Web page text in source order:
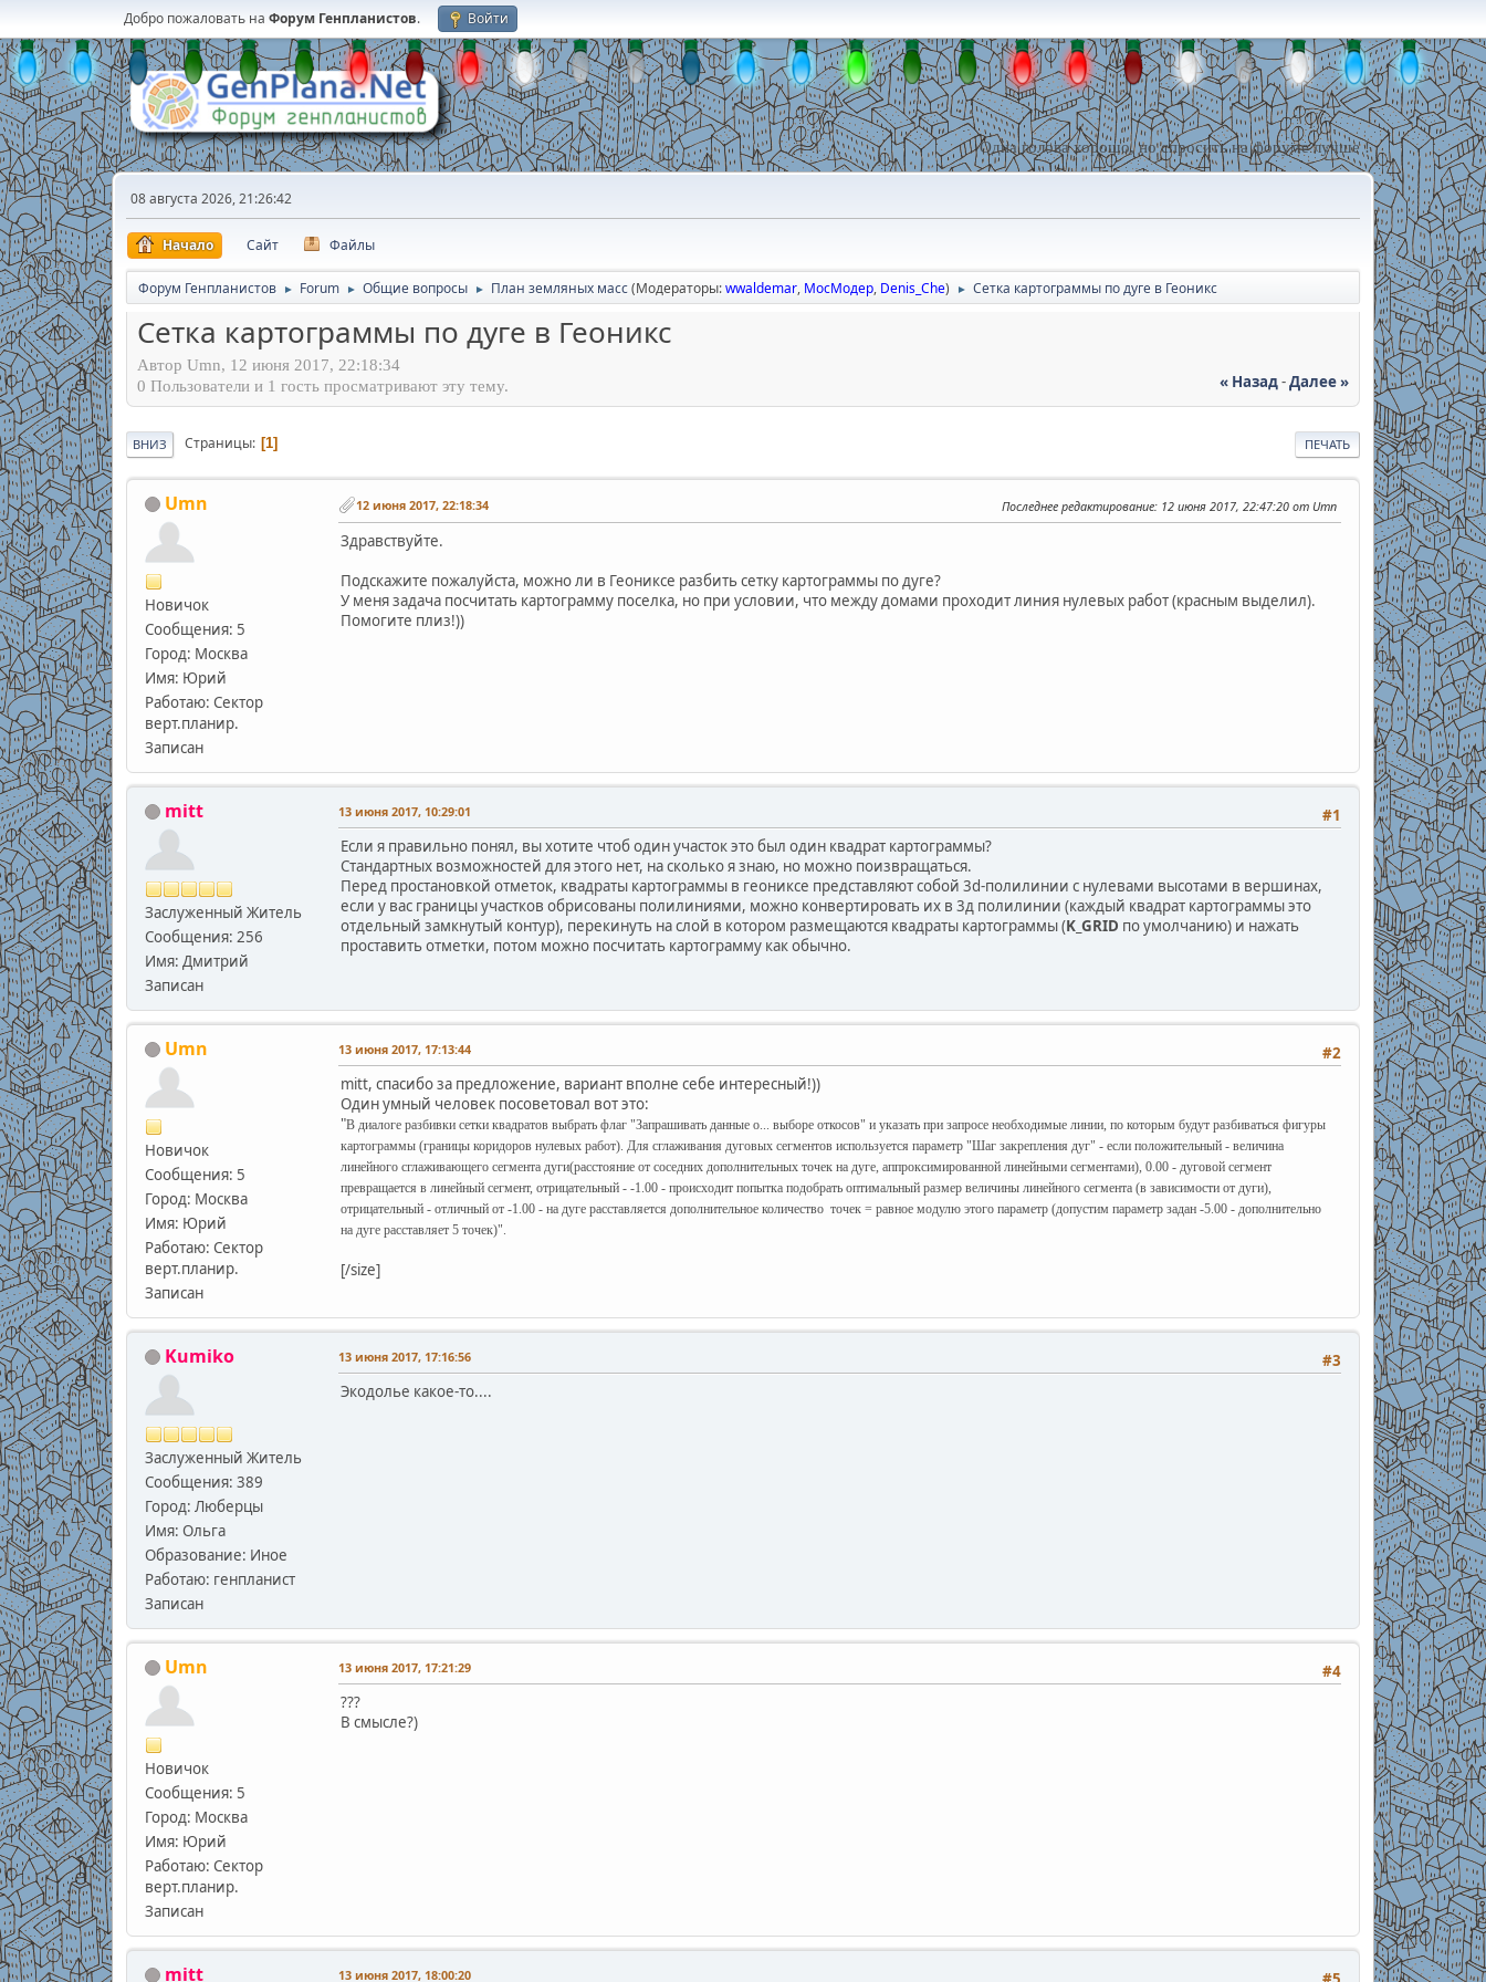
Добро пожаловать на Форум Генпланистов. Войти
Одна голова хорошо, но спросить на форуме лучше !
08 августа 2026, 21:26:42
Начало Сайт Файлы
Форум Генпланистов ► Forum ► Общие вопросы ► План земляных масс(Модераторы:wwaldemar, МосМодер, Denis_Che) ► Сетка картограммы по дуге в Геоникс
Сетка картограммы по дуге в Геоникс
Автор Umn, 12 июня 2017, 22:18:34
« Назад-Далее »
0 Пользователи и 1 гость просматривают эту тему.
ПЕЧАТЬ
ВНИЗ Страницы 1
Umn
Новичок
Сообщения: 5
Город: Москва
Имя: Юрий
Работаю: Сектор
верт.планир.
Записан
12 июня 2017, 22:18:34 Последнее редактирование: 12 июня 2017, 22:47:20 от Umn
Здравствуйте.
Подскажите пожалуйста, можно ли в Геониксе разбить сетку картограммы по дуге?
У меня задача посчитать картограмму поселка, но при условии, что между домами проходит линия нулевых работ (красным выделил).
Помогите плиз!))
mitt
Заслуженный Житель
Сообщения: 256
Имя: Дмитрий
Записан
#1
13 июня 2017, 10:29:01
Если я правильно понял, вы хотите чтоб один участок это был один квадрат картограммы?
Стандартных возможностей для этого нет, на сколько я знаю, но можно поизвращаться.
Перед простановкой отметок, квадраты картограммы в геониксе представляют собой 3d-полилинии с нулевами высотами в вершинах,
если у вас границы участков обрисованы полилиниями, можно конвертировать их в 3д полилинии (каждый квадрат картограммы это
отдельный замкнутый контур), перекинуть на слой в котором размещаются квадраты картограммы (K_GRID по умолчанию) и нажать
проставить отметки, потом можно посчитать картограмму как обычно.
Umn
Новичок
Сообщения: 5
Город: Москва
Имя: Юрий
Работаю: Сектор
верт.планир.
Записан
#2
13 июня 2017, 17:13:44
mitt, спасибо за предложение, вариант вполне себе интересный!))
Один умный человек посоветовал вот это:
"В диалоге разбивки сетки квадратов выбрать флаг "Запрашивать данные о... выборе откосов" и указать при запросе необходимые линии, по которым будут разбиваться фигуры
картограммы (границы коридоров нулевых работ). Для сглаживания дуговых сегментов используется параметр "Шаг закрепления дуг" - если положительный - величина
линейного сглаживающего сегмента дуги(расстояние от соседних дополнительных точек на дуге, аппроксимированной линейными сегментами), 0.00 - дуговой сегмент
превращается в линейный сегмент, отрицательный - -1.00 - происходит попытка подобрать оптимальный размер величины линейного сегмента (в зависимости от дуги),
отрицательный - отличный от -1.00 - на дуге расставляется дополнительное количество точек = равное модулю этого параметр (допустим параметр задан -5.00 - дополнительно
на дуге расставляет 5 точек)".
[/size]
Kumiko
Заслуженный Житель
Сообщения: 389
Город: Люберцы
Имя: Ольга
Образование: Иное
Работаю: генпланист
Записан
#3
13 июня 2017, 17:16:56
Экодолье какое-то....
Umn
Новичок
Сообщения: 5
Город: Москва
Имя: Юрий
Работаю: Сектор
верт.планир.
Записан
#4
13 июня 2017, 17:21:29
???
В смысле?)
mitt 13 июня 2017, 18:00:20